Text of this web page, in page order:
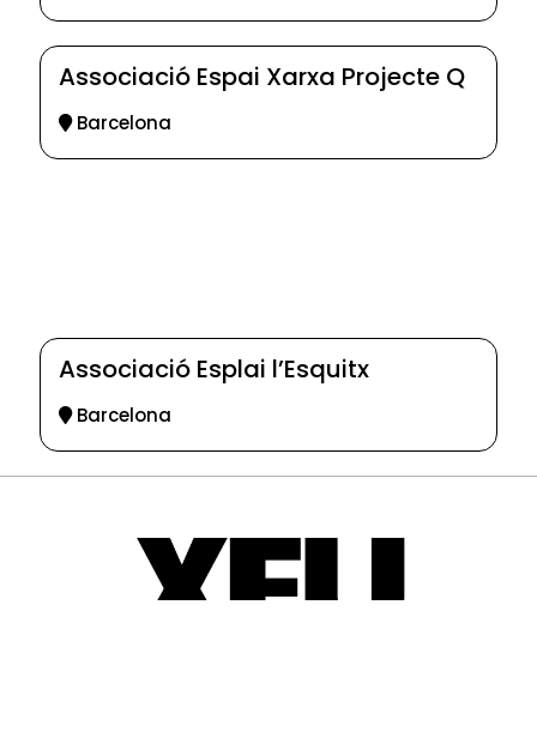
Associació Espai Xarxa Projecte Q
Barcelona
Associació Esplai l’Esquitx
Barcelona